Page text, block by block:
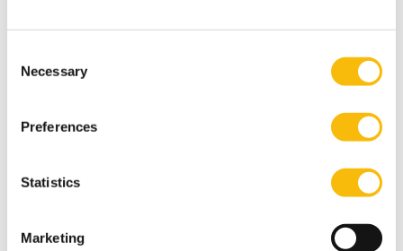
Selection
Necessary
Preferences
Statistics
Marketing